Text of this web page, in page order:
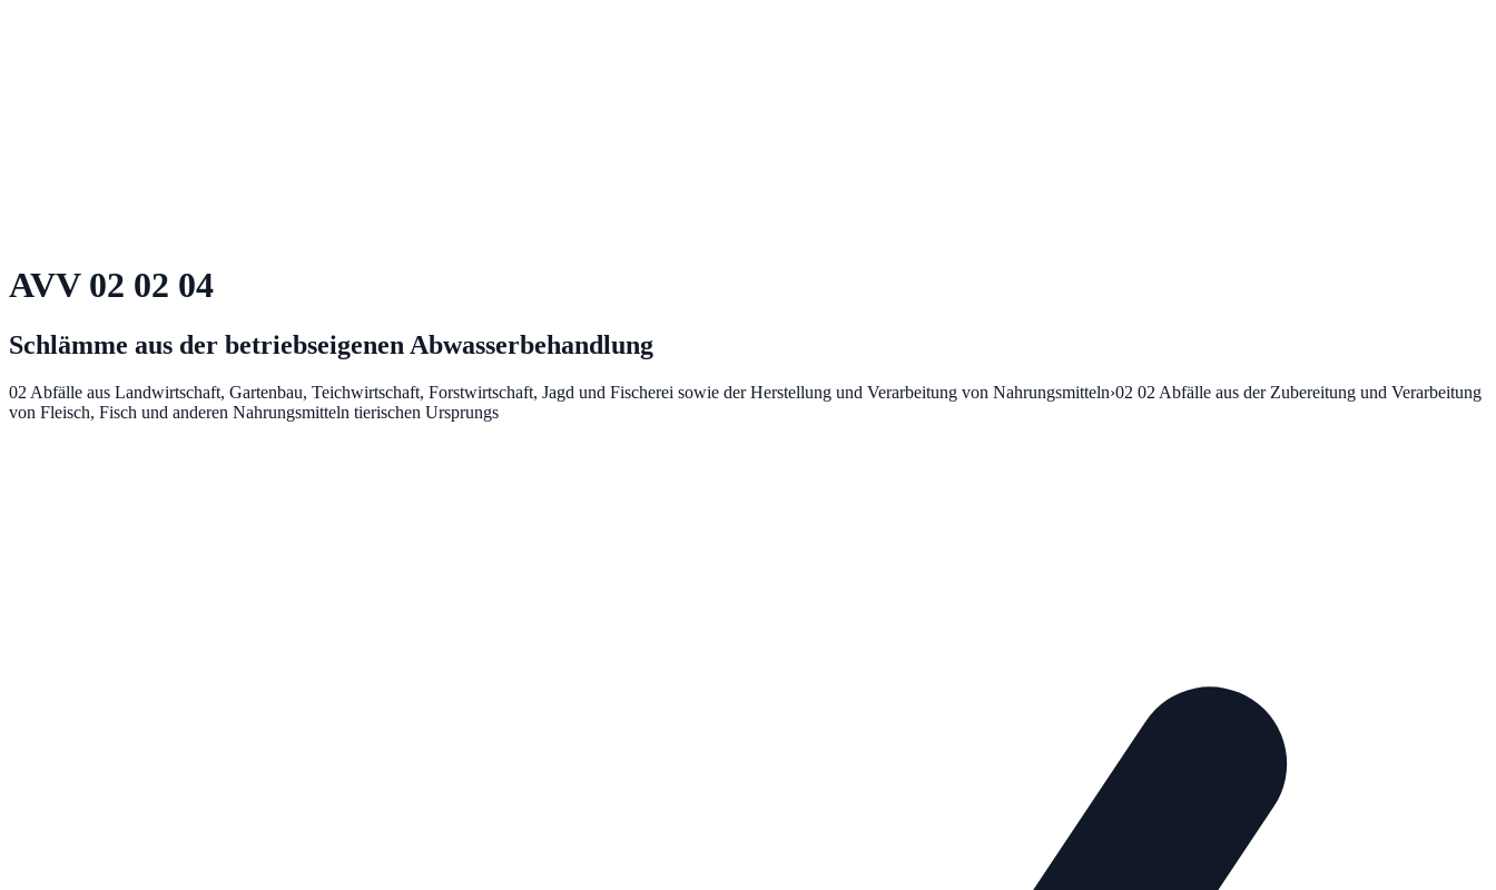
AVV 02 02 04
Schlämme aus der betriebseigenen Abwasserbehandlung
02 Abfälle aus Landwirtschaft, Gartenbau, Teichwirtschaft, Forstwirtschaft, Jagd und Fischerei sowie der Herstellung und Verarbeitung von Nahrungsmitteln›02 02 Abfälle aus der Zubereitung und Verarbeitung
von Fleisch, Fisch und anderen Nahrungsmitteln tierischen Ursprungs